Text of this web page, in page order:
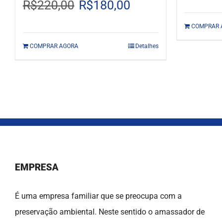
R$220,00
was:
R$180,00
is:
R$180,00.
COMPRAR AGORA Detalhes
COMPRAR
EMPRESA
É uma empresa familiar que se preocupa com a
preservação ambiental. Neste sentido o amassador de